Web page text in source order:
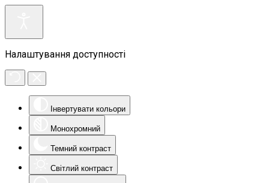
Налаштування доступності
Інвертувати кольори
Монохромний
Темний контраст
Світлий контраст